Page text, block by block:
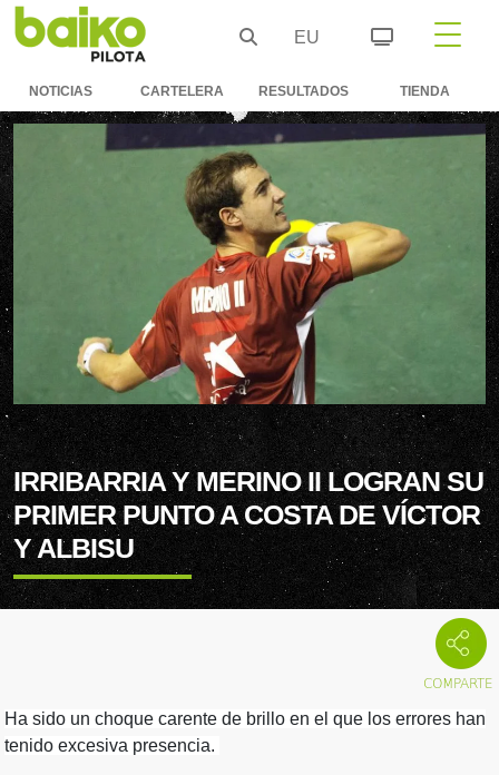
EU
NOTICIAS CARTELERA RESULTADOS TIENDA
IRRIBARRIA Y MERINO II LOGRAN SU
PRIMER PUNTO A COSTA DE VÍCTOR
Y ALBISU
Ha sido un choque carente de brillo en el que los errores han
tenido excesiva presencia.